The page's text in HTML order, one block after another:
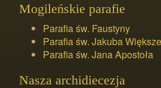
Mogileńskie parafie
Parafia św. Faustyny
Parafia św. Jakuba
Parafia św. Jana Apostoła
Nasza archidiecezja